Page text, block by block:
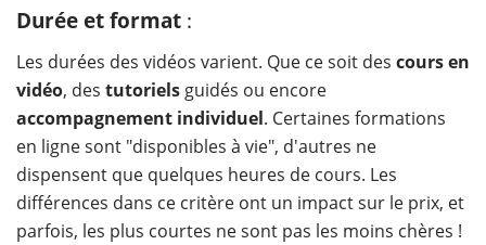
Durée et format :
Les durées des vidéos varient. Que ce soit des cours en
vidéo, des tutoriels guidés ou encore
accompagnement individuel. Certaines formations
en ligne sont "disponibles à vie", d'autres ne
dispensent que quelques heures de cours. Les
différences dans ce critère ont un impact sur le prix, et
parfois, les plus courtes ne sont pas les moins chères !